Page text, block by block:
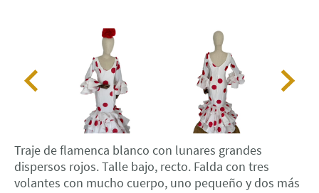
Traje de flamenca blanco con lunares grandes
dispersos rojos. Talle bajo, recto. Falda con tres
volantes con mucho cuerpo, uno pequeño y dos más